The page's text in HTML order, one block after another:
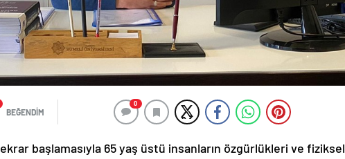
BEĞENDİM
0
başlamasıyla 65 yaş üstü insanların özgürlükleri ve fiziksel